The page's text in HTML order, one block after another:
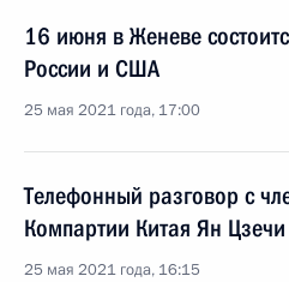
16 июня в Женеве
России и США
25 мая 2021 года, 17:00
Телефонный разговор с
Компартии Китая Ян Цзечи
25 мая 2021 года, 16:15